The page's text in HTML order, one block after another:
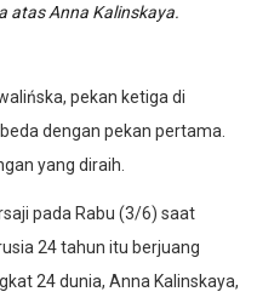
atas Anna Kalinskaya.
pekan ketiga di
dengan pekan pertama.
yang diraih.
pada Rabu (3/6) saat
24 tahun itu berjuang
24 dunia, Anna Kalinskaya,